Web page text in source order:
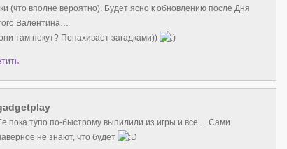
(что вполне вероятно). Будет ясно к обновлению после Дня
Валентина…
там пекут? Попахивает загадками))
пока тупо по-быстрому выпилили из игры и все… Сами
не знают, что будет